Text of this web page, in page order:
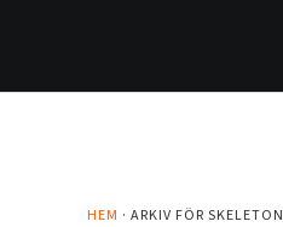
huvudnavigering
huvudinnehåll
det
sidfot
HEM · ARKIV FÖR SKELETON